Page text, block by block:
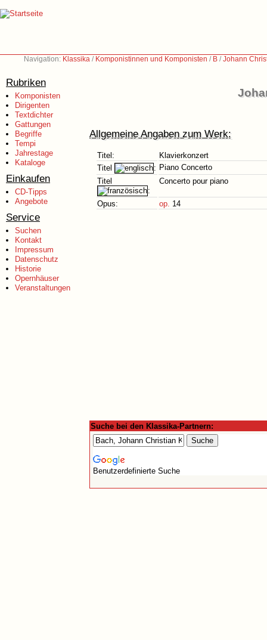
Navigation: Klassika / Komponistinnen und Komponisten / B /Johann
Rubriken
Komponisten
Dirigenten
Textdichter
Gattungen
Begriffe
Tempi
Jahrestage
Kataloge
Einkaufen
CD-Tipps
Angebote
Service
Suchen
Kontakt
Impressum
Datenschutz
Historie
Opernhäuser
Veranstaltungen
Allgemeine Angaben zum Werk:
Titel:
Klavierkonzert
Titel
: Piano Concerto
Titel
:
Concerto pour piano
Opus: op. 14
Suche bei den Klassika-Partnern:
Benutzerdefinierte Suche